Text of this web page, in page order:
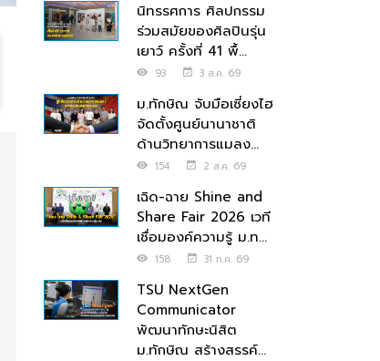
นิทรรศการ ศิลปกรรม
ร่วมสมัยของศิลปินรุ่น
เยาว์ ครั้งที่ 41 พื้...
93 3 ส.ค. 69
ม.ทักษิณ จับมือเซี่ยงไฮ
จัดตั้งศูนย์นานาชาติ
ด้านวิทยาการแมลง...
154 2 ส.ค. 69
เฉิด-ฉาย Shine and
Share Fair 2026 เวที
เชื่อมองค์ความรู้ ม.ท...
158 31 ก.ค. 69
TSU NextGen
Communicator
พัฒนาทักษะนิสิต
ม.ทักษิณ สร้างสรรค์...